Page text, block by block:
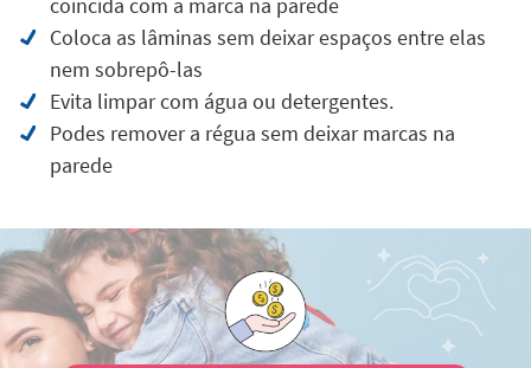
Coloca as lâminas sem deixar espaços entre elas
nem sobrepô-las
Evita limpar com água ou detergentes.
Podes remover a régua sem deixar marcas na
parede